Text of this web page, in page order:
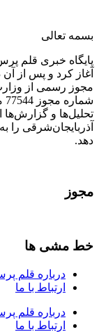
بسمه تعالی
مجوز رسمی از
تحلیل‌ها و گزارش‌ها
آذربایجان‌شرقی را
دهد.
مجوز
خط مشی ها
درباره قلم
ارتباط با ما
درباره قلم
ارتباط با ما